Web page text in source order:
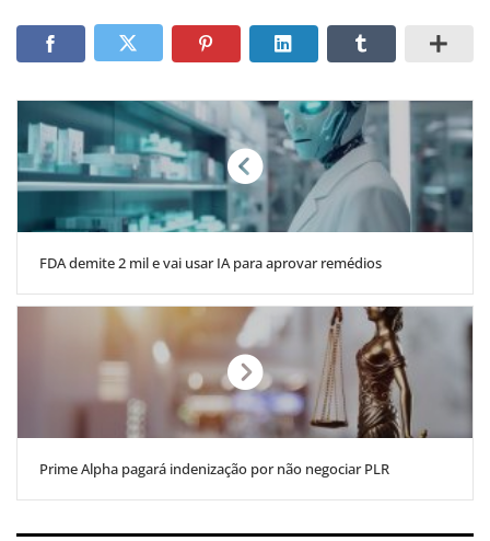
FDA demite 2 mil e vai usar IA para aprovar remédios
Prime Alpha pagará indenização por não negociar PLR